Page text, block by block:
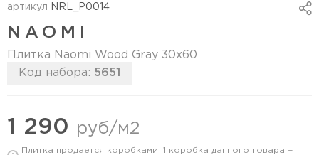
артикул NRL_P0014
NAOMI
Перейти в коллекцию
Плитка Naomi Wood Gray 30х60
Код набора: 5651
1 290 руб/м2
Плитка продается коробками. 1 коробка данного товара =